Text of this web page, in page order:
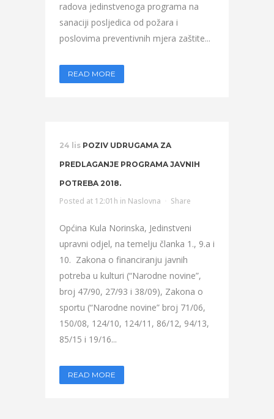
radova jedinstvenoga programa na
sanaciji posljedica od požara i
poslovima preventivnih mjera zaštite...
READ MORE
24 lis POZIV UDRUGAMA ZA
PREDLAGANJE PROGRAMA JAVNIH
POTREBA 2018.
Posted at 12:01h in Naslovna Share
Općina Kula Norinska, Jedinstveni
upravni odjel, na temelju članka 1., 9.a i
10. Zakona o financiranju javnih
potreba u kulturi (“Narodne novine”,
broj 47/90, 27/93 i 38/09), Zakona o
sportu (“Narodne novine” broj 71/06,
150/08, 124/10, 124/11, 86/12, 94/13,
85/15 i 19/16...
READ MORE